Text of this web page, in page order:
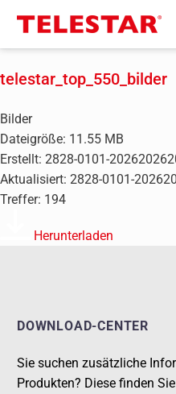
telestar_top_550_bilder
Bilder
Dateigröße: 11.55 MB
Erstellt: 2828-0101-
Aktualisiert: 2828-0101-
Treffer: 194
Herunterladen
DOWNLOAD-CENTER
Sie suchen zusätzliche
Produkten? Diese finden